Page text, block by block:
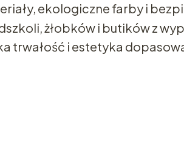
ekologiczne farby i
żłobków i butików z
trwałość i estetyka